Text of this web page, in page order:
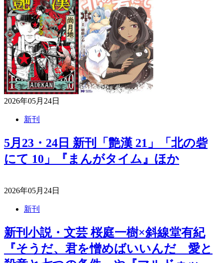
2026年05月24日
新刊
5月23・24日 新刊「艶漢 21」「北の砦
にて 10」『まんがタイム』ほか
2026年05月24日
新刊
新刊小説・文芸 桜庭一樹×斜線堂有紀
『そうだ、君を憎めばいいんだ 愛と